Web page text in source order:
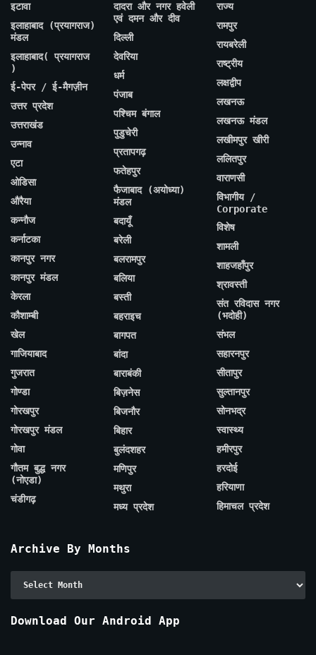
इटावा
इलाहाबाद (प्रयागराज)
मंडल
इलाहाबाद( प्रयागराज
)
ई-पेपर / ई-मैगज़ीन
उत्तर प्रदेश
उत्तराखंड
उन्नाव
एटा
ओडिसा
औरैया
कन्नौज
कर्नाटका
कानपुर नगर
कानपुर मंडल
केरला
कौशाम्बी
खेल
गाजियाबाद
गुजरात
गोण्डा
गोरखपुर
गोरखपुर मंडल
गोवा
गौतम बुद्ध नगर
(नोएडा)
चंडीगढ़
दादरा और नगर हवेली
एवं दमन और दीव
दिल्ली
देवरिया
धर्म
पंजाब
पश्चिम बंगाल
पुडुचेरी
प्रतापगढ़
फतेहपुर
फैजाबाद (अयोध्या)
मंडल
बदायूँ
बरेली
बलरामपुर
बलिया
बस्ती
बहराइच
बागपत
बांदा
बाराबंकी
बिज़नेस
बिजनौर
बिहार
बुलंदशहर
मणिपुर
मथुरा
मध्य प्रदेश
राज्य
रामपुर
रायबरेली
राष्ट्रीय
लक्षद्वीप
लखनऊ
लखनऊ मंडल
लखीमपुर खीरी
ललितपुर
वाराणसी
विभागीय /
Corporate
विशेष
शामली
शाहजहाँपुर
श्रावस्ती
संत रविदास नगर
(भदोही)
संभल
सहारनपुर
सीतापुर
सुल्तानपुर
सोनभद्र
स्वास्थ्य
हमीरपुर
हरदोई
हरियाणा
हिमाचल प्रदेश
Archive By Months
Archive
Download Our Android App